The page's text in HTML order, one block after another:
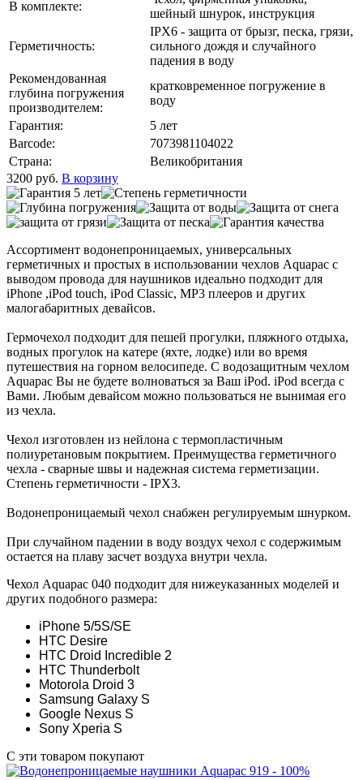
В комплекте:
шейный шнурок, инструкция
Герметичность:
IPX6 - защита от брызг, песка, грязи,
сильного дождя и случайного
падения в воду
Рекомендованная
глубина погружения
производителем:
кратковременное погружение в
воду
Гарантия:
5 лет
Barcode:
7073981104022
Страна:
Великобритания
3200 руб. В корзину
Ассортимент водонепроницаемых, универсальных
герметичных и простых в использовании чехлов Aquapac с
выводом провода для наушников идеально подходит для
iPhone ,iPod touch, iPod Classic, MP3 плееров и других
малогабаритных девайсов.
Гермочехол подходит для пешей прогулки, пляжного отдыха,
водных прогулок на катере (яхте, лодке) или во время
путешествия на горном велосипеде. С водозащитным чехлом
Aquapac Вы не будете волноваться за Ваш iPod. iPod всегда с
Вами. Любым девайсом можно пользоваться не вынимая его
из чехла.
Чехол изготовлен из нейлона с термопластичным
полиуретановым покрытием. Преимущества герметичного
чехла - сварные швы и надежная система герметизации.
Степень герметичности - IPX3.
Водонепроницаемый чехол снабжен регулируемым шнурком.
При случайном падении в воду воздух чехол с содержимым
остается на плаву засчет воздуха внутри чехла.
Чехол Aquapac 040 подходит для нижеуказанных моделей и
других подобного размера:
iPhone 5/5S/SE
HTC Desire
HTC Droid Incredible 2
HTC Thunderbolt
Motorola Droid 3
Samsung Galaxy S
Google Nexus S
Sony Xperia S
С эти товаром покупают